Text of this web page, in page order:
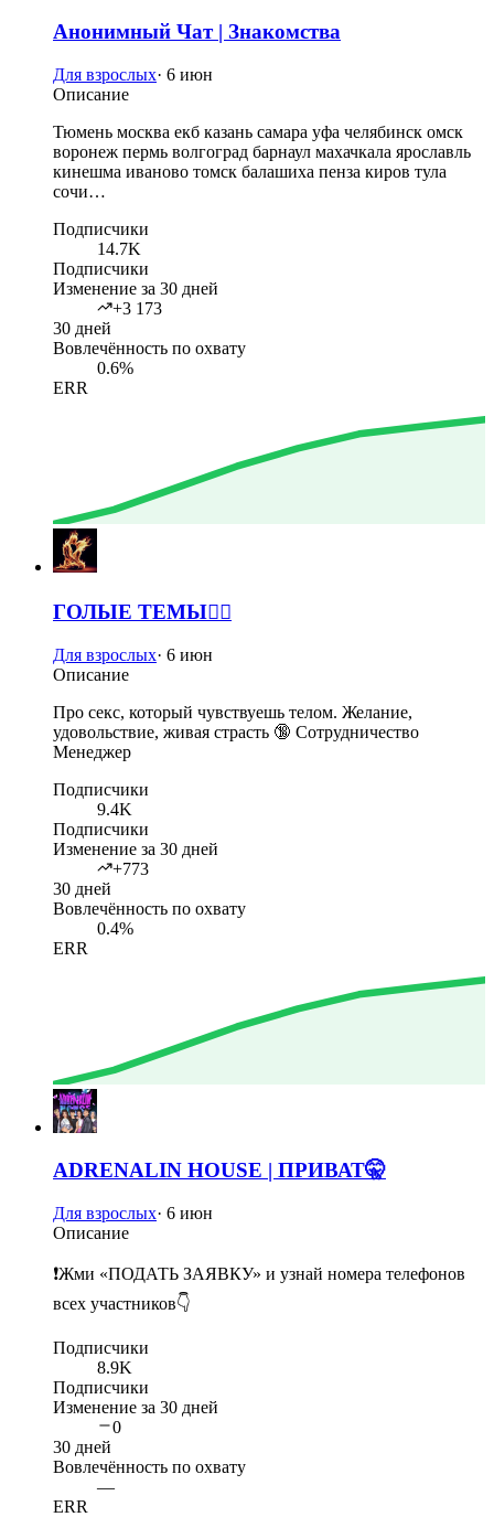
Анонимный Чат | Знакомства
Для взрослых· 6 июн
Описание
Тюмень москва екб казань самара уфа челябинск омск
воронеж пермь волгоград барнаул махачкала ярославль
кинешма иваново томск балашиха пенза киров тула
сочи…
Подписчики
14.7K
Подписчики
Изменение за 30 дней
+3 173
30 дней
Вовлечённость по охвату
0.6%
ERR
ГОЛЫЕ ТЕМЫ❤️‍🔥
Для взрослых· 6 июн
Описание
Про секс, который чувствуешь телом. Желание,
удовольствие, живая страсть 🔞 Сотрудничество
Менеджер
Подписчики
9.4K
Подписчики
Изменение за 30 дней
+773
30 дней
Вовлечённость по охвату
0.4%
ERR
ADRENALIN HOUSE | ПРИВАТ🤫
Для взрослых· 6 июн
Описание
❗️Жми «ПОДАТЬ ЗАЯВКУ» и узнай номера телефонов
всех участников👇
Подписчики
8.9K
Подписчики
Изменение за 30 дней
0
30 дней
Вовлечённость по охвату
—
ERR